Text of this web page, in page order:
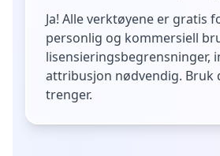
Ja! Alle verktøyene er gratis
personlig og kommersiell
lisensieringsbegrensninger,
attribusjon nødvendig. Bruk
trenger.